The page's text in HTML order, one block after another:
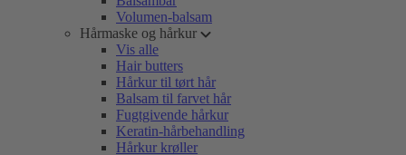
Volumen-balsam
Hårmaske og hårkur
Vis alle
Hair butters
Hårkur til tørt hår
Balsam til farvet hår
Fugtgivende hårkur
Keratin-hårbehandling
Hårkur krøller